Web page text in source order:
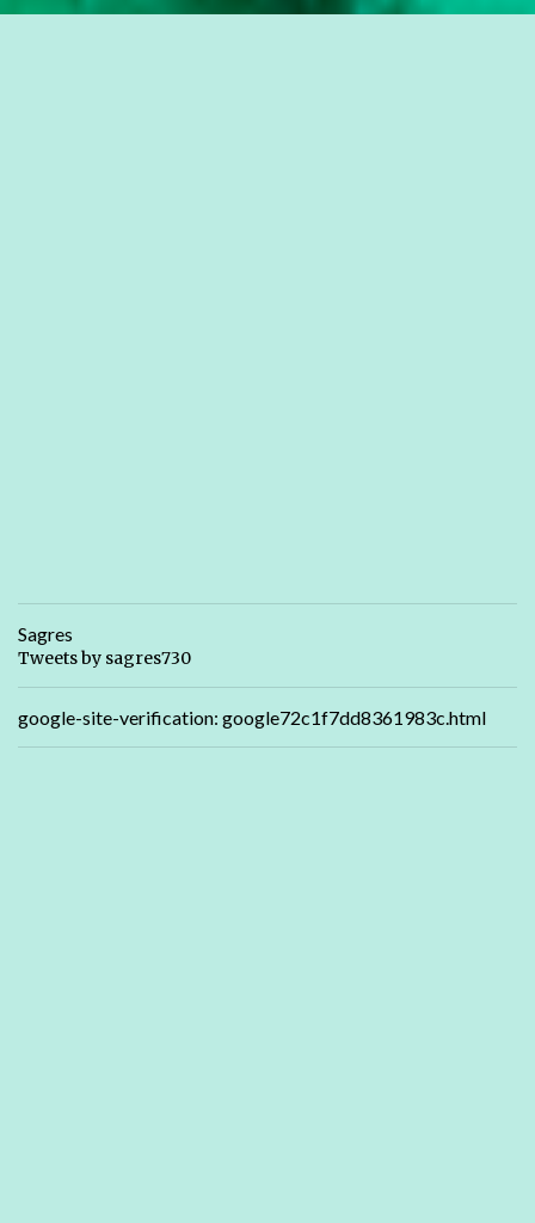
Sagres
Tweets by sagres730
google-site-verification: google72c1f7dd8361983c.html